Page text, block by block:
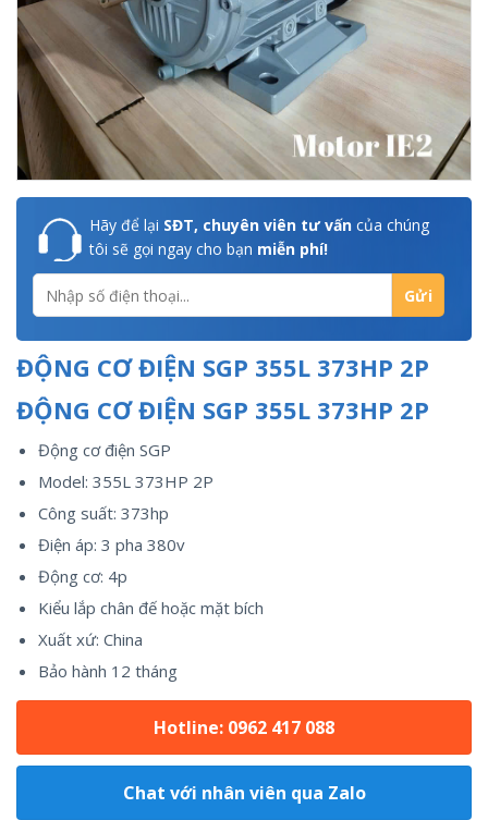
Hãy để lại SĐT, chuyên viên tư vấn của chúng
tôi sẽ gọi ngay cho bạn miễn phí!
ĐỘNG CƠ ĐIỆN SGP 355L 373HP 2P
ĐỘNG CƠ ĐIỆN SGP 355L 373HP 2P
Động cơ điện SGP
Model: 355L 373HP 2P
Công suất: 373hp
Điện áp: 3 pha 380v
Động cơ: 4p
Kiểu lắp chân đế hoặc mặt bích
Xuất xứ: China
Bảo hành 12 tháng
Hotline: 0962 417 088
Chat với nhân viên qua Zalo